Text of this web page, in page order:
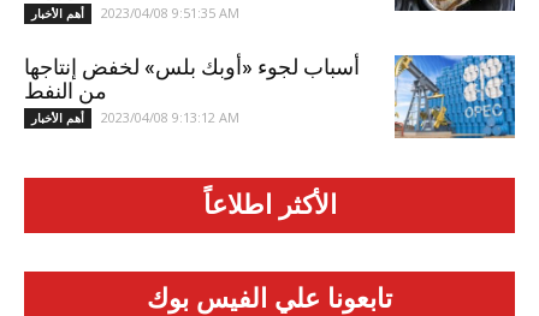
أهم الأخبار 2023/04/08 9:51:35 AM
أسباب لجوء «أوبك بلس» لخفض إنتاجها
من النفط
أهم الأخبار 2023/04/08 9:13:12 AM
الأكثر اطلاعاً
تابعونا علي الفيس بوك